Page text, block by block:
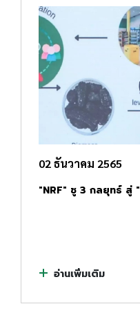
02 ธันวาคม 2565
"NRF" ชู 3 กลยุทธ์ สู่
อ่านเพิ่มเติม